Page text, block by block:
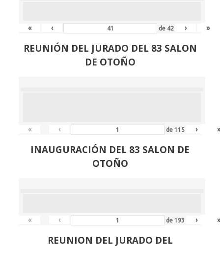
« ‹ de 42 › »
REUNIÓN DEL JURADO DEL 83 SALON
DE OTOÑO
« ‹ de115 ›
INAUGURACIÓN DEL 83 SALON DE
OTOÑO
« ‹ de193 ›
REUNION DEL JURADO DEL